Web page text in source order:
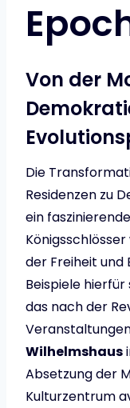
Von der
Die
Residenzen zu
ein
der Freiheit
Beispiele hierfür
das nach der
Wilhelmshaus
Absetzung der
Kulturzentrum